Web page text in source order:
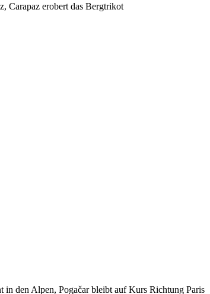
Carapaz erobert das Bergtrikot
in den Alpen, Pogačar bleibt auf Kurs Richtung Paris